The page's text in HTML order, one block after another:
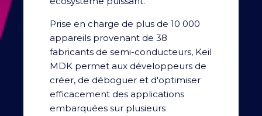
Prise en charge de plus de 10 000
appareils provenant de 38
fabricants de semi-conducteurs, Keil
MDK permet aux développeurs de
créer, de déboguer et d'optimiser
efficacement des applications
embarquées sur plusieurs